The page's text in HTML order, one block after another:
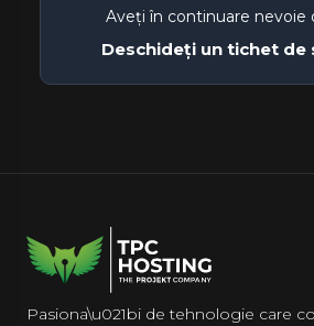
Aveți în continuare nevoie
Deschideți un tichet
Pasiona\u021bi de tehnologie care